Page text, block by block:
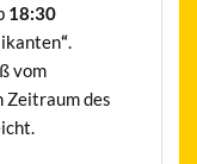
18:30
“.
vom
Zeitraum des